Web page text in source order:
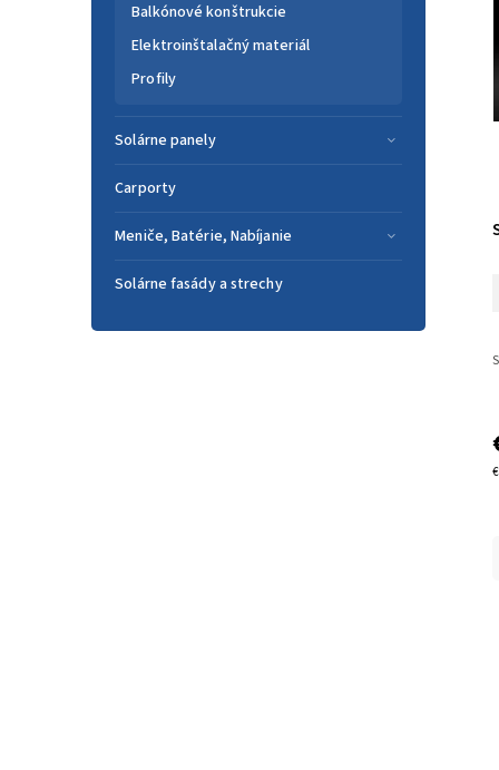
Balkónové konštrukcie
Elektroinštalačný materiál
Profily
Solárne panely
Carporty
Meniče, Batérie, Nabíjanie
Solárne fasády a strechy